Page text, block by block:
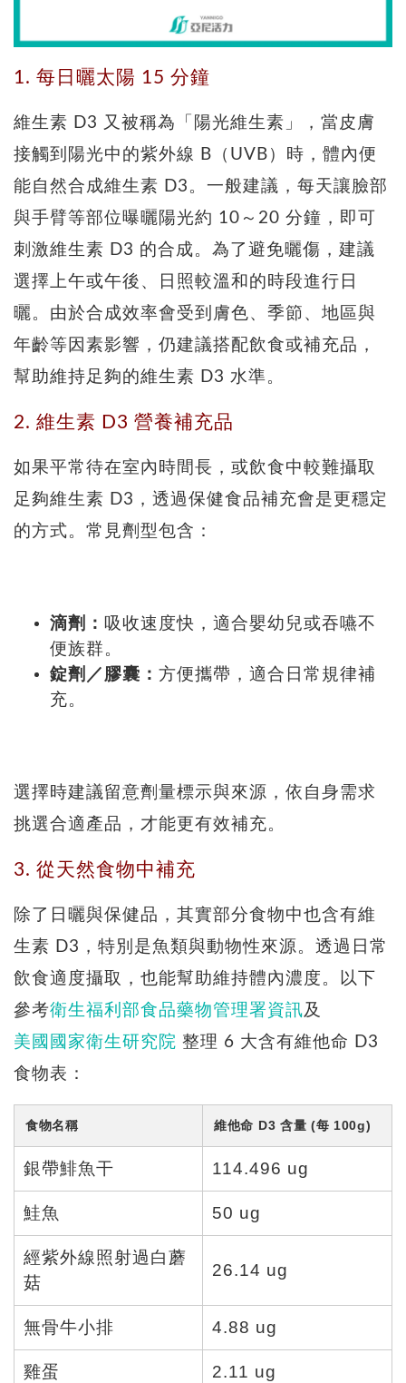
1. 每日曬太陽 15 分鐘
維生素 D3 又被稱為「陽光維生素」，當皮膚
接觸到陽光中的紫外線 B（UVB）時，體內便
能自然合成維生素 D3。一般建議，每天讓臉部
與手臂等部位曝曬陽光約 10～20 分鐘，即可
刺激維生素 D3 的合成。為了避免曬傷，建議
選擇上午或午後、日照較溫和的時段進行日
曬。由於合成效率會受到膚色、季節、地區與
年齡等因素影響，仍建議搭配飲食或補充品，
幫助維持足夠的維生素 D3 水準。
2. 維生素 D3 營養補充品
如果平常待在室內時間長，或飲食中較難攝取
足夠維生素 D3，透過保健食品補充會是更穩定
的方式。常見劑型包含：
滴劑： 吸收速度快，適合嬰幼兒或吞嚥不
便族群。
錠劑／膠囊： 方便攜帶，適合日常規律補
充。
選擇時建議留意劑量標示與來源，依自身需求
挑選合適產品，才能更有效補充。
3. 從天然食物中補充
除了日曬與保健品，其實部分食物中也含有維
生素 D3，特別是魚類與動物性來源。透過日常
飲食適度攝取，也能幫助維持體內濃度。以下
參考衛生福利部食品藥物管理署資訊及
美國國家衛生研究院 整理 6 大含有維他命 D3
食物表：
食物名稱 維他命 D3 含量 (每 100g)
銀帶鯡魚干 114.496 ug
鮭魚 50 ug
經紫外線照射過白蘑
菇
26.14 ug
無骨牛小排 4.88 ug
雞蛋 2.11 ug